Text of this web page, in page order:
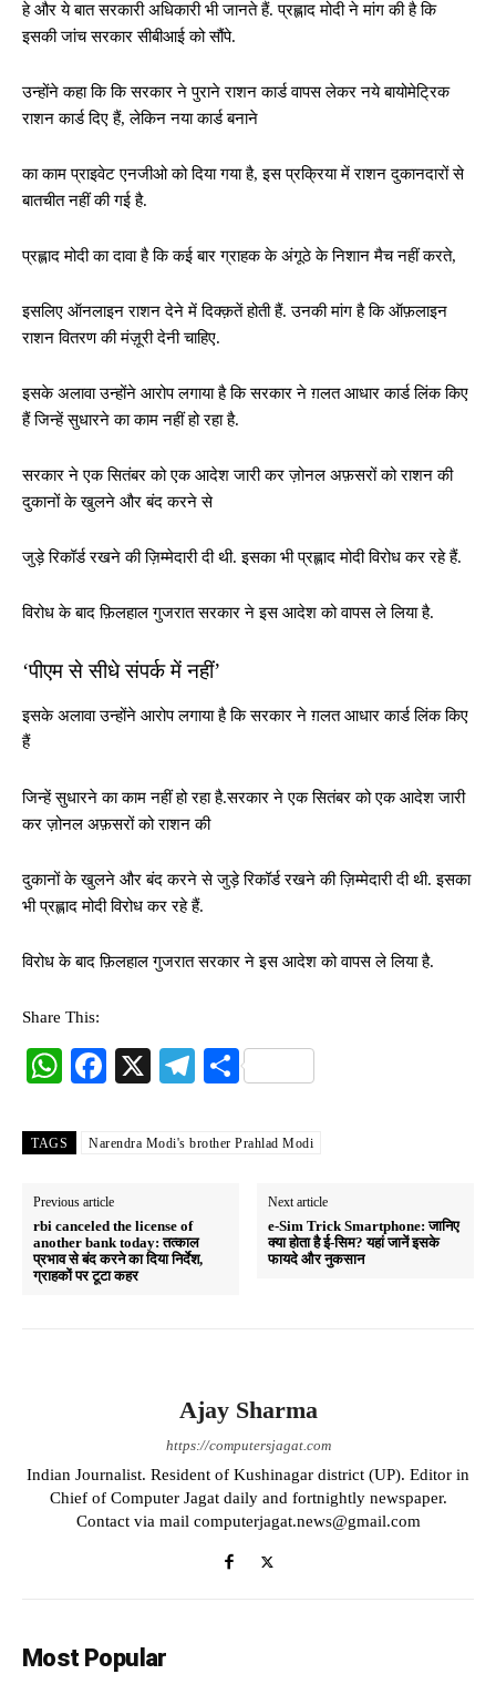
हे और ये बात सरकारी अधिकारी भी जानते हैं. प्रह्लाद मोदी ने मांग की है कि
इसकी जांच सरकार सीबीआई को सौंपे.
उन्होंने कहा कि कि सरकार ने पुराने राशन कार्ड वापस लेकर नये बायोमेट्रिक
राशन कार्ड दिए हैं, लेकिन नया कार्ड बनाने
का काम प्राइवेट एनजीओ को दिया गया है, इस प्रक्रिया में राशन दुकानदारों से
बातचीत नहीं की गई है.
प्रह्लाद मोदी का दावा है कि कई बार ग्राहक के अंगूठे के निशान मैच नहीं करते,
इसलिए ऑनलाइन राशन देने में दिक्क़तें होती हैं. उनकी मांग है कि ऑफ़लाइन
राशन वितरण की मंज़ूरी देनी चाहिए.
इसके अलावा उन्होंने आरोप लगाया है कि सरकार ने ग़लत आधार कार्ड लिंक किए
हैं जिन्हें सुधारने का काम नहीं हो रहा है.
सरकार ने एक सितंबर को एक आदेश जारी कर ज़ोनल अफ़सरों को राशन की
दुकानों के खुलने और बंद करने से
जुड़े रिकॉर्ड रखने की ज़िम्मेदारी दी थी. इसका भी प्रह्लाद मोदी विरोध कर रहे हैं.
विरोध के बाद फ़िलहाल गुजरात सरकार ने इस आदेश को वापस ले लिया है.
‘पीएम से सीधे संपर्क में नहीं’
इसके अलावा उन्होंने आरोप लगाया है कि सरकार ने ग़लत आधार कार्ड लिंक किए
हैं
जिन्हें सुधारने का काम नहीं हो रहा है.सरकार ने एक सितंबर को एक आदेश जारी
कर ज़ोनल अफ़सरों को राशन की
दुकानों के खुलने और बंद करने से जुड़े रिकॉर्ड रखने की ज़िम्मेदारी दी थी. इसका
भी प्रह्लाद मोदी विरोध कर रहे हैं.
विरोध के बाद फ़िलहाल गुजरात सरकार ने इस आदेश को वापस ले लिया है.
Share This:
W
ts
pp
Fa
bo
X
Te
gr
S
re
TAGS Narendra Modi's brother Prahlad Modi
Previous article
rbi canceled the license of
another bank today: तत्काल
प्रभाव से बंद करने का दिया निर्देश,
ग्राहकों पर टूटा कहर
Next article
e-Sim Trick Smartphone: जानिए
क्या होता है ई-सिम? यहां जानें इसके
फायदे और नुकसान
Ajay Sharma
https://computersjagat.com
Indian Journalist. Resident of Kushinagar district (UP). Editor in
Chief of Computer Jagat daily and fortnightly newspaper.
Contact via mail computerjagat.news@gmail.com
Most Popular